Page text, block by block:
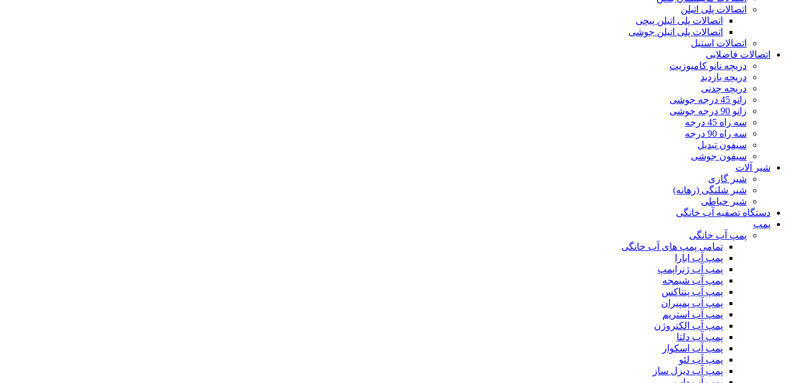
اتصالات پلی اتیلن
اتصالات پلی اتیلن پیچی
اتصالات پلی اتیلن جوشی
اتصالات استیل
اتصالات فاضلابی
دریچه نانو کامپوزیت
دریچه بازدید
دریچه چدنی
زانو 45 درجه جوشی
زانو 90 درجه جوشی
سه راه 45 درجه
سه راه 90 درجه
سیفون تبدیل
سیفون جوشی
شیر آلات
شیر گازی
شیر شلنگی (رهانه)
شیر حیاطی
دستگاه تصفیه آب خانگی
پمپ
پمپ آب خانگی
تمامی پمپ های آب خانگی
پمپ آب ابارا
پمپ آب ژنراپمپ
پمپ آب شیمجه
پمپ آب پنتاکس
پمپ آب پمپیران
پمپ آب استریم
پمپ آب الکتروژن
پمپ آب دلتا
پمپ آب اسکوار
پمپ آب لئو
پمپ آب دیزل ساز